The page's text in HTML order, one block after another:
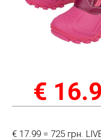
€ 17.99 = 725 грн.